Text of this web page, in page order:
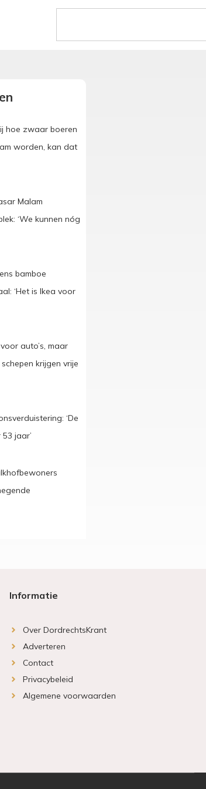
hoe zwaar boeren
worden, kan dat
Malam
‘We kunnen nóg
bamboe
‘Het is Ikea voor
auto’s, maar
krijgen vrije
‘De
jaar’
Informatie
Over DordrechtsKrant
Adverteren
Contact
Privacybeleid
Algemene voorwaarden